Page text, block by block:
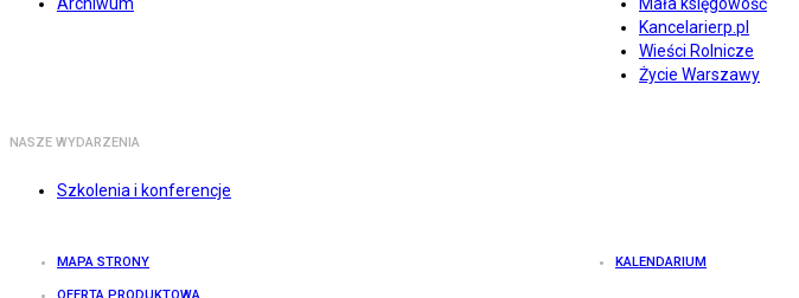
Kancelarierp.pl
Wieści Rolnicze
Życie Warszawy
NASZE WYDARZENIA
Szkolenia i konferencje
MAPA STRONY KALENDARIUM